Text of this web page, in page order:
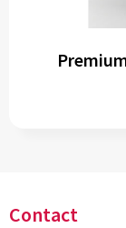
Contact